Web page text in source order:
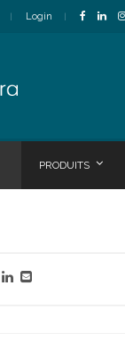
Login
PRODUITS